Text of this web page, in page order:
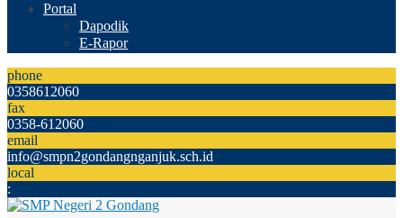
Portal
Dapodik
E-Rapor
phone
0358612060
fax
0358-612060
email
info@smpn2gondangnganjuk.sch.id
local
: